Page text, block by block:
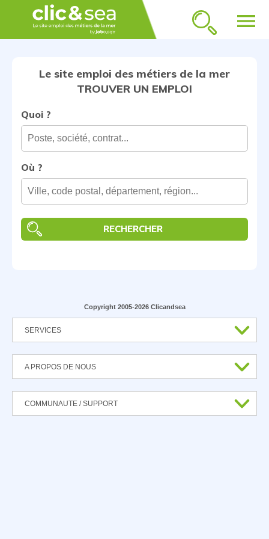
menu
Le site emploi des métiers de la mer
TROUVER UN EMPLOI
Quoi ?
Où ?
RECHERCHER
Copyright 2005-2026 Clicandsea
SERVICES
A PROPOS DE NOUS
COMMUNAUTE / SUPPORT